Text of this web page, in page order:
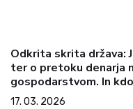
Odkrita skrita država:
ter o pretoku denarja
gospodarstvom. In
17. 03. 2026